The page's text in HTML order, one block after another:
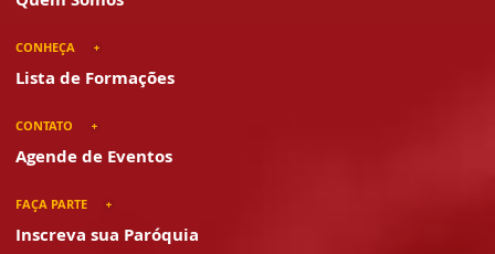
CONHEÇA
Lista de Formações
CONTATO
Agende de Eventos
FAÇA PARTE
Inscreva sua Paróquia